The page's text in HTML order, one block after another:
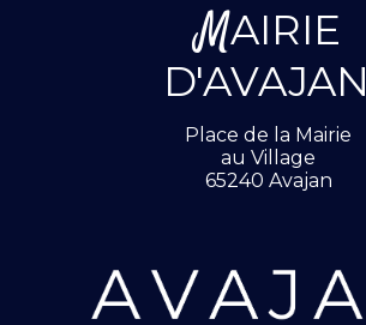
MAIRIE
D'AVAJAN
Place de la Mairie
au Village
65240 Avajan